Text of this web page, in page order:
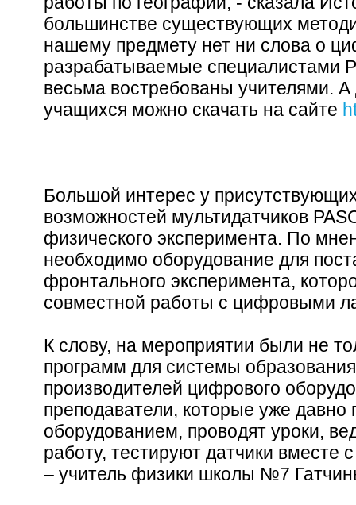
большинстве существующих
нашему предмету нет ни слова о
разрабатываемые специалистами
весьма востребованы учителями.
учащихся можно скачать на сайте
Большой интерес у
возможностей мультидатчиков
физического эксперимента. По
необходимо оборудование для
фронтального эксперимента,
совместной работы с цифровыми
К слову, на мероприятии были не
программ для системы
производителей цифрового
преподаватели, которые уже давно
оборудованием, проводят уроки,
работу, тестируют датчики вместе
– учитель физики школы №7